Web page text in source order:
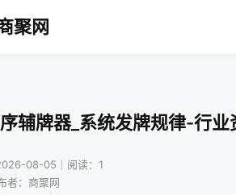
聚网
辅牌器_系统发牌规律-行业
08-05｜阅读：1
者：商聚网